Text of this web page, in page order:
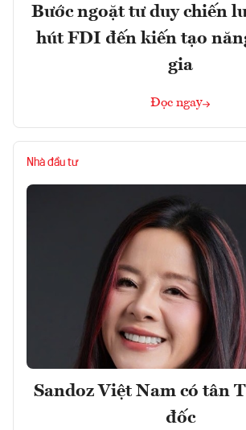
Bước ngoặt tư duy chiến
hút FDI đến kiến tạo
gia
Đọc ngay
Nhà đầu tư
Sandoz Việt Nam có tân
đốc